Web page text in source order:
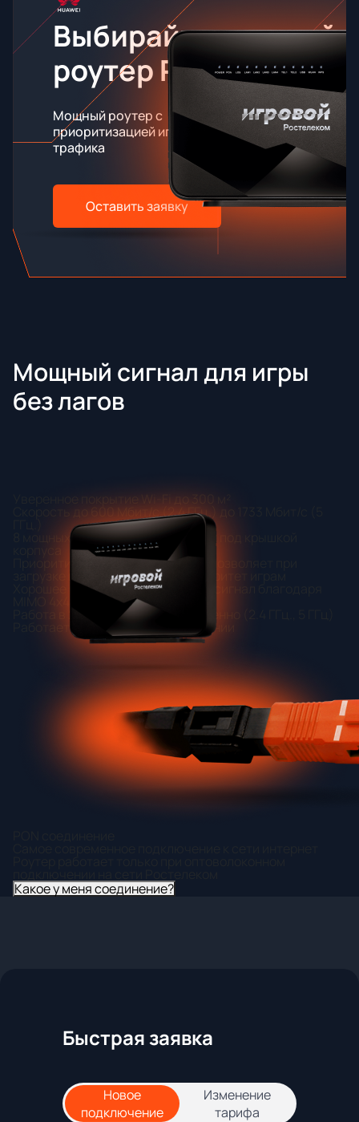
Выбирайте игровой
роутер RT-X
Мощный роутер с
приоритизацией игрового
трафика
Оставить заявку
Мощный сигнал для игры
без лагов
Уверенное покрытие Wi-Fi до 300 м²
Скорость до 600 Мбит/с (2.4 ГГц.) до 1733 Мбит/с (5
8 мощных антенн, расположенных под крышкой
Приоритизация популярных игр, позволяет при
загрузке вашей сети отдать приоритет играм
Хорошее покрытие и стабильный сигнал благодаря
MIMO 4x4 в 2 диапазонах
Работа в 2 диапазонах одновременно (2.4 ГГц., 5 ГГц)
Работает только на PON соединении
Какое у меня соединение?
Быстрая заявка
Новое
подключение
Изменение
тарифа